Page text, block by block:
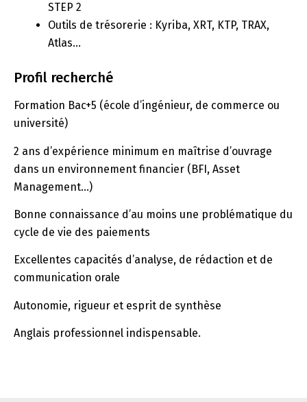
STEP 2
Outils de trésorerie : Kyriba, XRT, KTP, TRAX,
Atlas…
Profil recherché
Formation Bac+5 (école d’ingénieur, de commerce ou
université)
2 ans d’expérience minimum en maîtrise d’ouvrage
dans un environnement financier (BFI, Asset
Management…)
Bonne connaissance d’au moins une problématique du
cycle de vie des paiements
Excellentes capacités d’analyse, de rédaction et de
communication orale
Autonomie, rigueur et esprit de synthèse
Anglais professionnel indispensable.